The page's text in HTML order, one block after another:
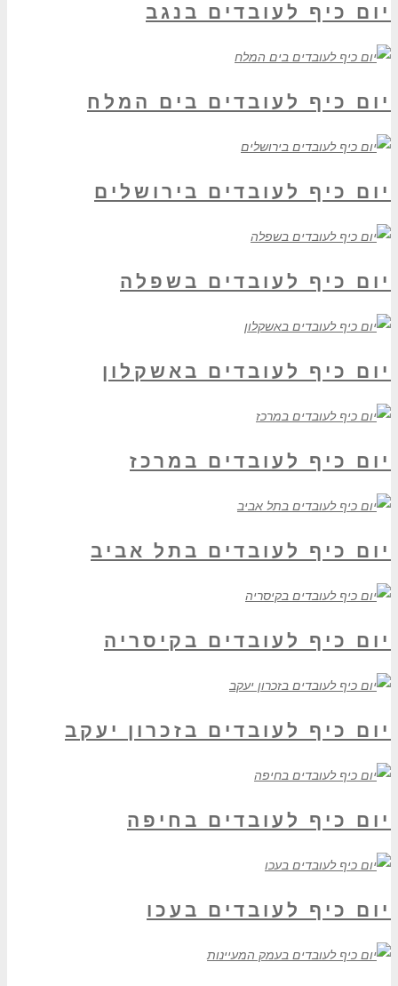
יום כיף לעובדים בנגב
יום כיף לעובדים בים המלח
יום כיף לעובדים בירושלים
יום כיף לעובדים בשפלה
יום כיף לעובדים באשקלון
יום כיף לעובדים במרכז
יום כיף לעובדים בתל אביב
יום כיף לעובדים בקיסריה
יום כיף לעובדים בזכרון יעקב
יום כיף לעובדים בחיפה
יום כיף לעובדים בעכו